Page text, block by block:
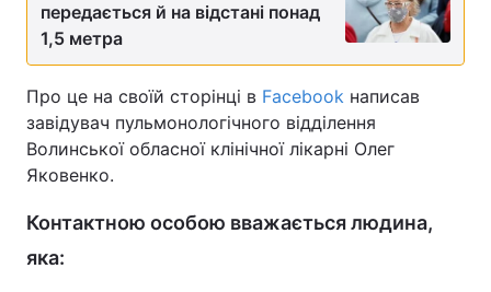
передається й на відстані понад
1,5 метра
Про це на своїй сторінці в Facebook написав
завідувач пульмонологічного відділення
Волинської обласної клінічної лікарні Олег
Яковенко.
Контактною особою вважається людина,
яка: